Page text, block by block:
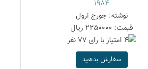
1984
نوشته: جورج ارول
قیمت: 2250000 ریال
سفارش بدهید